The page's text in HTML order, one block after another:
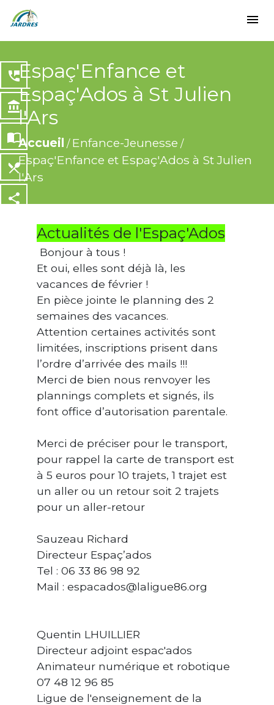
menu
Espaç'Enfance et
Espaç'Ados à St Julien
l'Ars
Accueil / Enfance-Jeunesse /
Espaç'Enfance et Espaç'Ados à St Julien
l'Ars
perm_phone_msg
account_balance
import_contacts
local_dining
share
Actualités de l'Espaç'Ados
Bonjour à tous !
Et oui, elles sont déjà là, les
vacances de février !
En pièce jointe le planning des 2
semaines des vacances.
Attention certaines activités sont
limitées, inscriptions prisent dans
l’ordre d’arrivée des mails !!!
Merci de bien nous renvoyer les
plannings complets et signés, ils
font office d’autorisation parentale.
Merci de préciser pour le transport,
pour rappel la carte de transport est
à 5 euros pour 10 trajets, 1 trajet est
un aller ou un retour soit 2 trajets
pour un aller-retour
​​​​​​​Sauzeau Richard
Directeur Espaç’ados
Tel : 06 33 86 98 92
Mail : espacados@laligue86.org
Quentin LHUILLIER
Directeur adjoint espac'ados
Animateur numérique et robotique
07 48 12 96 85
Ligue de l'enseignement de la